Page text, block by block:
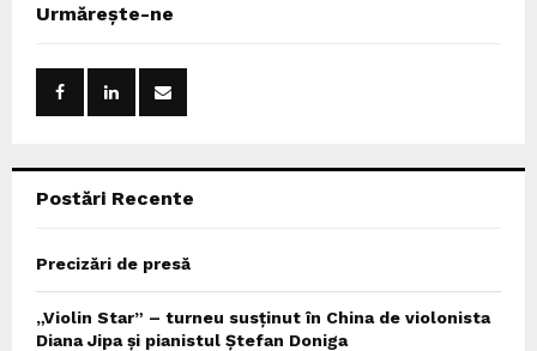
h
Urmărește-ne
Postări Recente
Precizări de presă
„Violin Star” – turneu susținut în China de violonista
Diana Jipa și pianistul Ștefan Doniga